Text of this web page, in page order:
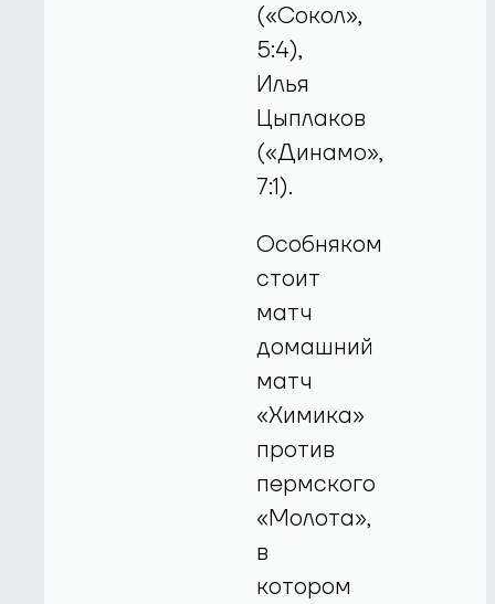
(«Сокол»,
5:4),
Илья
Цыплаков
(«Динамо»,
7:1).
Особняком
стоит
матч
домашний
матч
«Химика»
против
пермского
«Молота»,
в
котором